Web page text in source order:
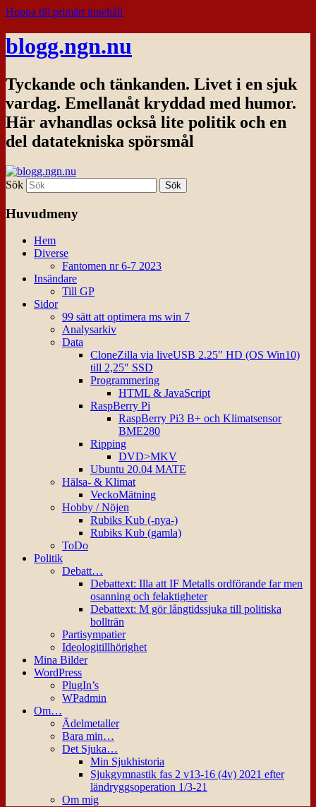
Hoppa till primärt innehåll
blogg.ngn.nu
Tyckande och tänkanden. Livet i en sjuk
vardag. Emellanåt kryddad med humor.
Här avhandlas också lite politik och en
del datatekniska spörsmål
Sök
Huvudmeny
Hem
Diverse
Fantomen nr 6-7 2023
Insändare
Till GP
Sidor
99 sätt att optimera ms win 7
Analysarkiv
Data
CloneZilla via liveUSB 2.25″ HD (OS Win10)
till 2,25″ SSD
Programmering
HTML & JavaScript
RaspBerry Pi
RaspBerry Pi3 B+ och Klimatsensor
BME280
Ripping
DVD>MKV
Ubuntu 20.04 MATE
Hälsa- & Klimat
VeckoMätning
Hobby / Nöjen
Rubiks Kub (-nya-)
Rubiks Kub (gamla)
ToDo
Politik
Debatt…
Debattext: Illa att IF Metalls ordförande far men
osanning och felaktigheter
Debattext: M gör långtidssjuka till politiska
bollträn
Partisympatier
Ideologitillhörighet
Mina Bilder
WordPress
PlugIn’s
WPadmin
Om…
Ädelmetaller
Bara min…
Det Sjuka…
Min Sjukhistoria
Sjukgymnastik fas 2 v13-16 (4v) 2021 efter
ländryggsoperation 1/3-21
Om mig